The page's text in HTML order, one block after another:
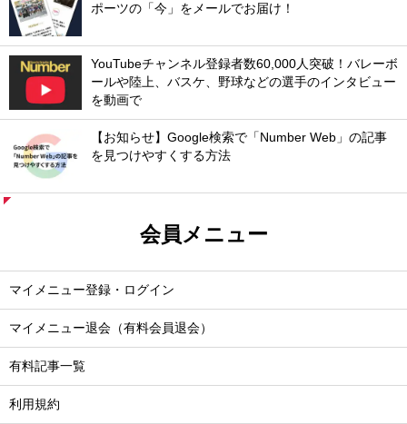
ポーツの「今」をメールでお届け！
YouTubeチャンネル登録者数60,000人突破！バレーボ
ールや陸上、バスケ、野球などの選手のインタビュー
を動画で
【お知らせ】Google検索で「Number Web」の記事
を見つけやすくする方法
会員メニュー
マイメニュー登録・ログイン
マイメニュー退会（有料会員退会）
有料記事一覧
利用規約